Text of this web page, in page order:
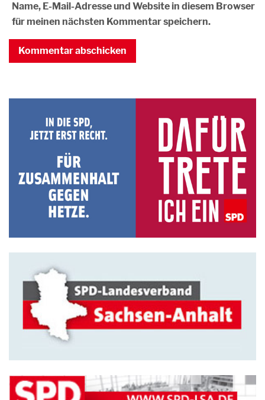
Name, E-Mail-Adresse und Website in diesem Browser
für meinen nächsten Kommentar speichern.